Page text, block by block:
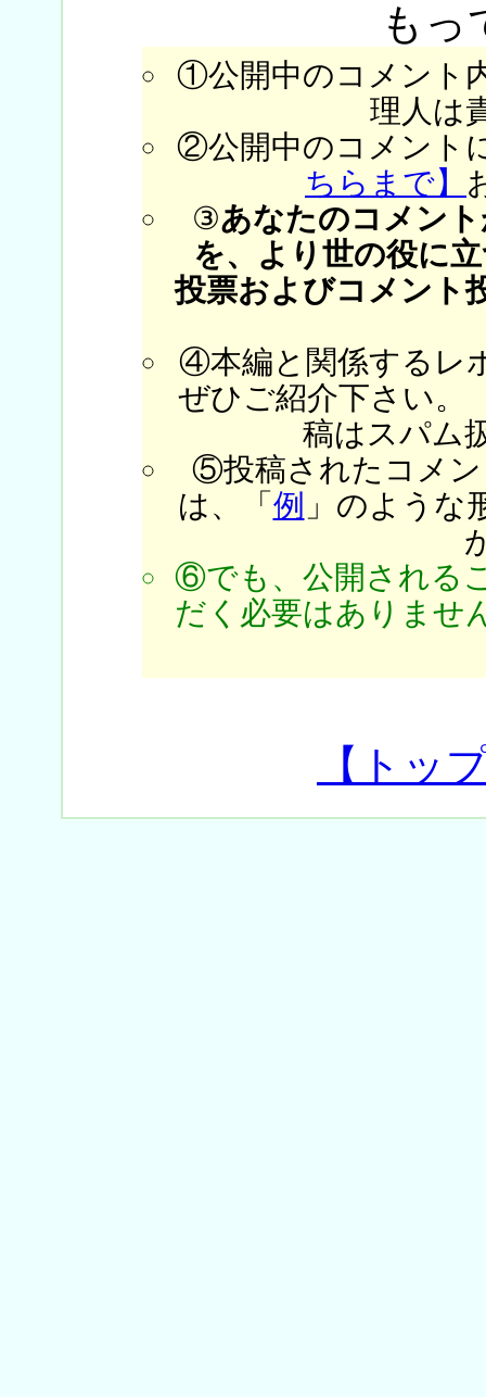
もっ
①公開中のコメント
理人は
②公開中のコメント
ちらまで】
③あなたのコメン
を、より世の役に
投票およびコメント
④本編と関係するレ
ぜひご紹介下さい。
稿はスパム
⑤投稿されたコメン
は、「 例 」のような
⑥でも、公開される
だく必要はありませ
【トッ